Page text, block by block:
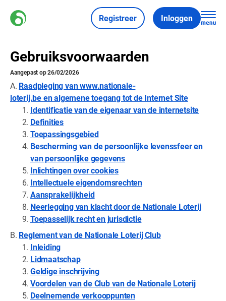
Registreer Inloggen
Gebruiksvoorwaarden
Aangepast op 26/02/2026
A. Raadpleging van www.nationale-
loterij.be en algemene toegang tot de Internet Site
Identificatie van de eigenaar van de internetsite
Definities
Toepassingsgebied
Bescherming van de persoonlijke levenssfeer en
van persoonlijke gegevens
Inlichtingen over cookies
Intellectuele eigendomsrechten
Aansprakelijkheid
Neerlegging van klacht door de Nationale Loterij
Toepasselijk recht en jurisdictie
B. Reglement van de Nationale Loterij Club
Inleiding
Lidmaatschap
Geldige inschrijving
Voordelen van de Club van de Nationale Loterij
Deelnemende verkooppunten